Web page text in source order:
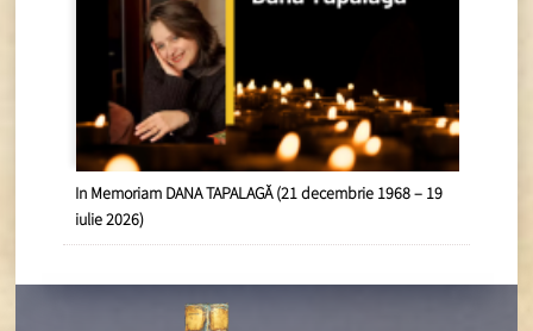
In Memoriam DANA TAPALAGĂ (21 decembrie 1968 – 19
iulie 2026)